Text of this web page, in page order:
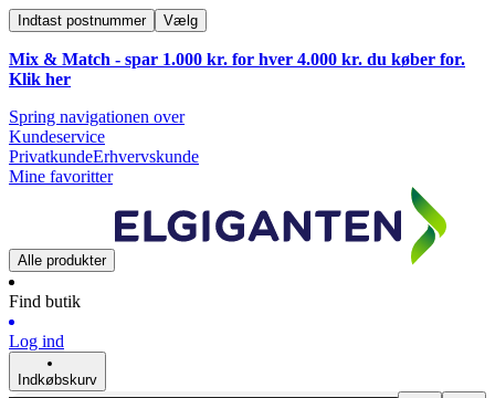
Indtast postnummer Vælg
Mix & Match - spar 1.000 kr. for hver 4.000 kr. du køber for.
Klik her
Spring navigationen over
Kundeservice
PrivatkundeErhvervskunde
Mine favoritter
Alle produkter
Find butik
Log ind
Indkøbskurv